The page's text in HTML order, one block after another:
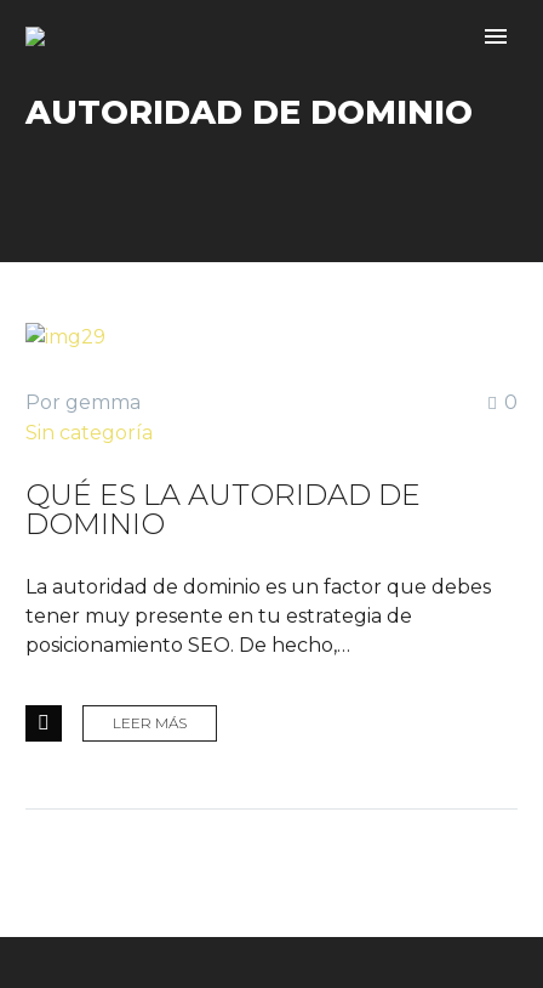
AUTORIDAD DE DOMINIO
0
Por gemma
Sin categoría
QUÉ ES LA AUTORIDAD DE
DOMINIO
La autoridad de dominio es un factor que debes
tener muy presente en tu estrategia de
posicionamiento SEO. De hecho,…
LEER MÁS